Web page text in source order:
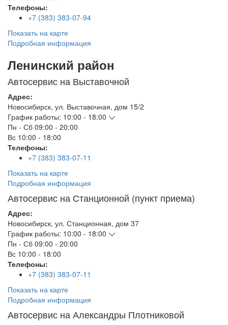
Телефоны:
+7 (383) 383-07-94
Показать на карте
Подробная информация
Ленинский район
Автосервис на Выставочной
Адрес:
Новосибирск, ул. Выставочная, дом 15/2
График работы: 10:00 - 18:00
Пн - Сб 09:00 - 20:00
Вс 10:00 - 18:00
Телефоны:
+7 (383) 383-07-11
Показать на карте
Подробная информация
Автосервис на Станционной (пункт приема)
Адрес:
Новосибирск, ул. Станционная, дом 37
График работы: 10:00 - 18:00
Пн - Сб 09:00 - 20:00
Вс 10:00 - 18:00
Телефоны:
+7 (383) 383-07-11
Показать на карте
Подробная информация
Автосервис на Александры Плотниковой